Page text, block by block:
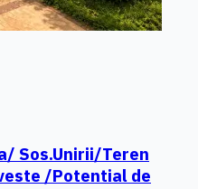
Sos.Unirii/Teren
/Potential de